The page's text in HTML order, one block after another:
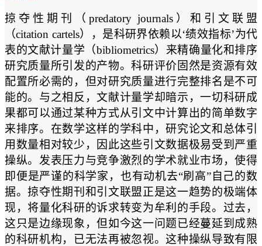
掠夺性期刊（predatory journals）和引文联盟
（citation cartels），是科研界依赖以‘绩效指标’为代
表的文献计量学（bibliometrics）来精确量化和排序
研究质量所引发的产物。科研评价固然是资源有效
配置所必需的，但对研究质量进行完整排名是不可
能的。与之相反，文献计量学却暗示，一切科研成
果都可以通过某种方式从引文中计算出的简单数字
来排序。在数学这样的学科中，研究论文和总体引
用数量相对较少，因此这些引文数据极易受到严重
操纵。发表压力与竞争激烈的学术就业市场，使得
即便是严谨的科学家，也有动机去“刷高”自己的数
据。掠夺性期刊和引文联盟正是这一趋势的极端体
现，将量化科研的诉求转变为牟利的手段。过去，
这只是边缘现象，但如今这一问题已经蔓延到成熟
的科研机构，已无法再被忽视。这种操纵导致有限